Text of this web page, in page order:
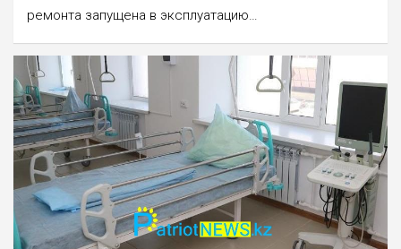
ремонта запущена в эксплуатацию…